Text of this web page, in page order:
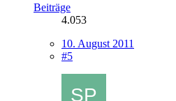
Beiträge
4.053
10. August 2011
#5